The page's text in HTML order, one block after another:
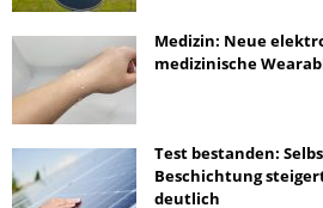
Medizin: Neue
medizinische
Test bestanden:
Beschichtung
deutlich